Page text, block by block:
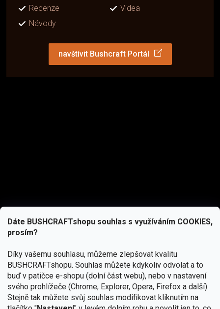
Dáte BUSHCRAFTshopu souhlas s využíváním COOKIES,
prosím?
Díky vašemu souhlasu, můžeme zlepšovat kvalitu
BUSHCRAFTshopu. Souhlas můžete kdykoliv odvolat a to
buď v patičce e-shopu (dolní část webu), nebo v nastavení
svého prohlížeče (Chrome, Explorer, Opera, Firefox a další).
Stejně tak můžete svůj souhlas modifikovat kliknutím na
Recenze
Videa
Návody
navštívit Bushcraft Portál